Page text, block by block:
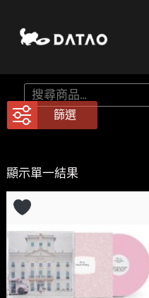
要
內
搜
尋
篩選
顯示單一結果